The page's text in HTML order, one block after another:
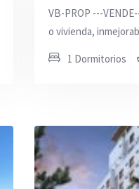
VB-PROP ---
o vivienda,
1 Dormitorios